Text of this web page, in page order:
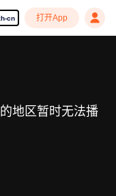
cn 打开App
地区暂时无法播